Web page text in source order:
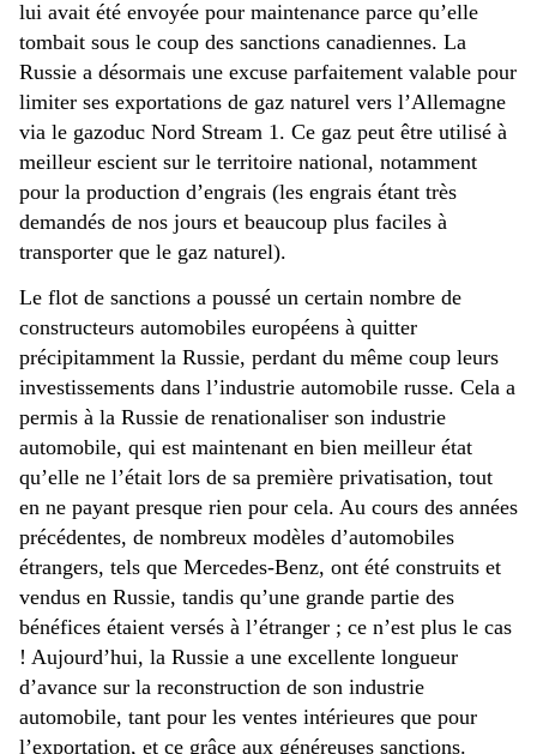
lui avait été envoyée pour maintenance parce qu’elle
tombait sous le coup des sanctions canadiennes. La
Russie a désormais une excuse parfaitement valable pour
limiter ses exportations de gaz naturel vers l’Allemagne
via le gazoduc Nord Stream 1. Ce gaz peut être utilisé à
meilleur escient sur le territoire national, notamment
pour la production d’engrais (les engrais étant très
demandés de nos jours et beaucoup plus faciles à
transporter que le gaz naturel).
Le flot de sanctions a poussé un certain nombre de
constructeurs automobiles européens à quitter
précipitamment la Russie, perdant du même coup leurs
investissements dans l’industrie automobile russe. Cela a
permis à la Russie de renationaliser son industrie
automobile, qui est maintenant en bien meilleur état
qu’elle ne l’était lors de sa première privatisation, tout
en ne payant presque rien pour cela. Au cours des années
précédentes, de nombreux modèles d’automobiles
étrangers, tels que Mercedes-Benz, ont été construits et
vendus en Russie, tandis qu’une grande partie des
bénéfices étaient versés à l’étranger ; ce n’est plus le cas
! Aujourd’hui, la Russie a une excellente longueur
d’avance sur la reconstruction de son industrie
automobile, tant pour les ventes intérieures que pour
l’exportation, et ce grâce aux généreuses sanctions.